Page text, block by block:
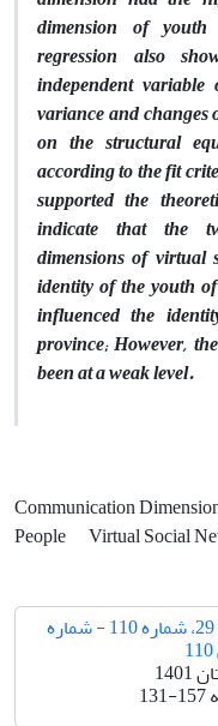
dimension of
regression also
independent
variance and changes
on the structural
according to the fit
supported the
indicate that the
dimensions of virtual
identity of the youth
influenced the
province; However,
been at a weak level.
Communication
People
Virtual Social
دوره 29، شماره 110 - شماره
131-157